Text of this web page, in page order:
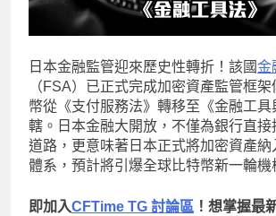
日本金融監管迎來歷史性轉折！該國金
（FSA）已正式完成加密資產監管框
幣從《支付服務法》轉移至《金融工具
轄。日本金融大開放，不僅為銀行直
道路，更意味著日本正式將加密資產納
體系，預計將引爆全球比特幣新一輪機
即加入CFTime TG 討論區 ！想掌握最